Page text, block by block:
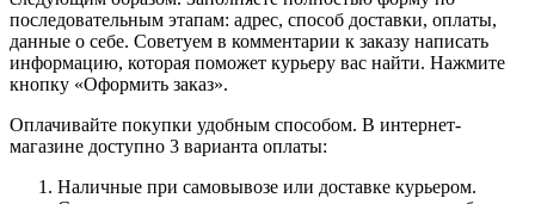
последовательным этапам: адрес, способ доставки, оплаты,
данные о себе. Советуем в комментарии к заказу написать
информацию, которая поможет курьеру вас найти. Нажмите
кнопку «Оформить заказ».
Оплачивайте покупки удобным способом. В интернет-
магазине доступно 3 варианта оплаты:
Наличные при самовывозе или доставке курьером.